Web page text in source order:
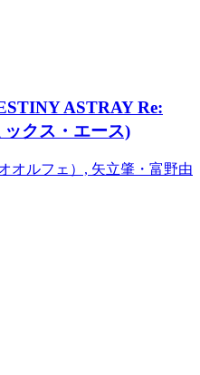
ASTRAY Re:
クス・エース)
オルフェ）, 矢立肇・富野由